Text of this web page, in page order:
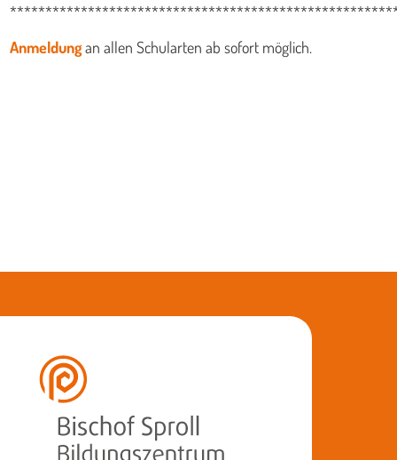
Anmeldungan allen Schularten ab sofort möglich.